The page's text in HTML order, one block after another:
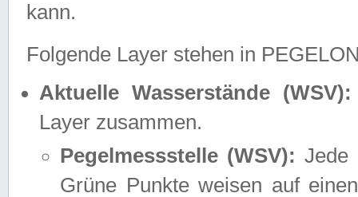
kann.
Folgende Layer stehen in
Aktuelle Wasserstände (WSV):
Layer zusammen.
Pegelmessstelle (WSV): Jede
Grüne Punkte weisen auf